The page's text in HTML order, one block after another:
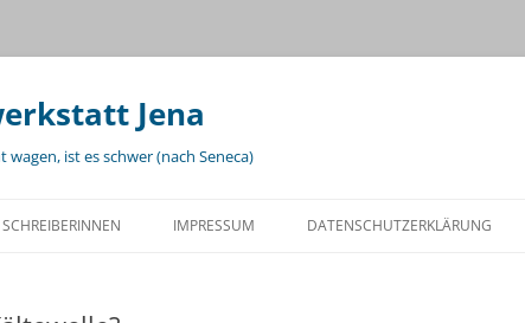
Jena
ist es schwer (nach Seneca)
SCHREIBERINNEN IMPRESSUM DATENSCHUTZERKLÄRUNG